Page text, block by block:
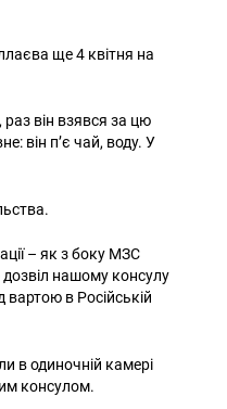
ще 4 квітня на
він взявся за цю
він п’є чай, воду. У
– як з боку МЗС
дозвіл нашому консулу
вартою в Російській
в одиночній камері
консулом.